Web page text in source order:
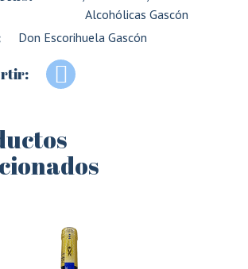
Alcohólicas Gascón
Don Escorihuela Gascón